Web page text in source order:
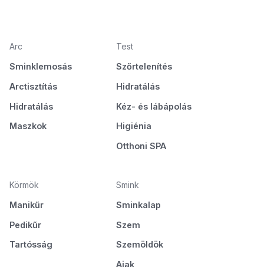
Arc
Sminklemosás
Arctisztítás
Hidratálás
Maszkok
Test
Szőrtelenítés
Hidratálás
Kéz- és lábápolás
Higiénia
Otthoni SPA
Körmök
Manikűr
Pedikűr
Tartósság
Smink
Sminkalap
Szem
Szemöldök
Ajak